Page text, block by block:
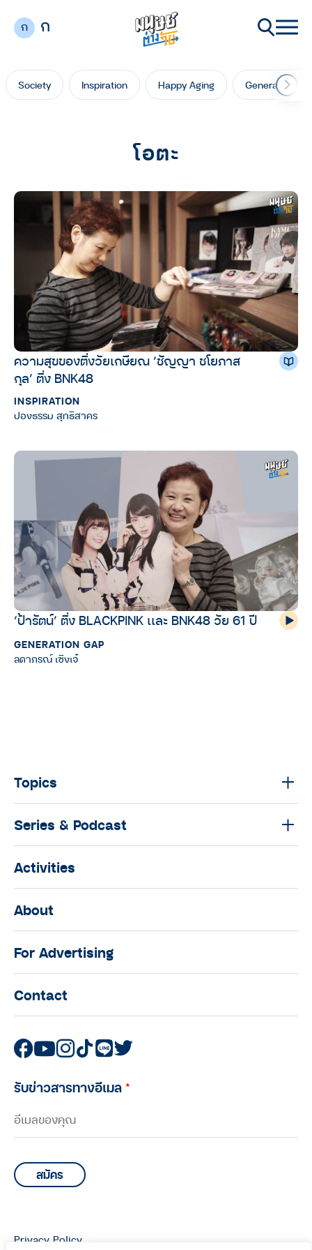
ก ก
Society Inspiration Happy Aging Generation
โอตะ
ความสุขของติ่งวัยเกษียณ ‘ชัญญา ชโยภาส
กุล’ ติ่ง BNK48
INSPIRATION
ปองธรรม สุทธิสาคร
‘ป้ารัตน์’ ติ่ง BLACKPINK เเละ BNK48 วัย 61 ปี
GENERATION GAP
ลดาภรณ์ เซิงเจ๋
Topics
Series & Podcast
Activities
About
For Advertising
Contact
รับข่าวสารทางอีเมล*
Privacy Policy